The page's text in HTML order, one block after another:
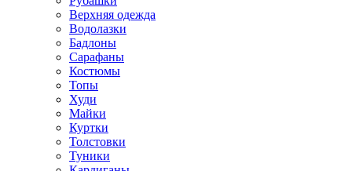
Верхняя одежда
Водолазки
Бадлоны
Сарафаны
Костюмы
Топы
Худи
Майки
Куртки
Толстовки
Туники